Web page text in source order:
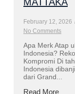
February 12, 2026
No Comments
Apa Merk Atap
Indonesia?
Kompromi Di
Indonesia
dari Grand...
Read More